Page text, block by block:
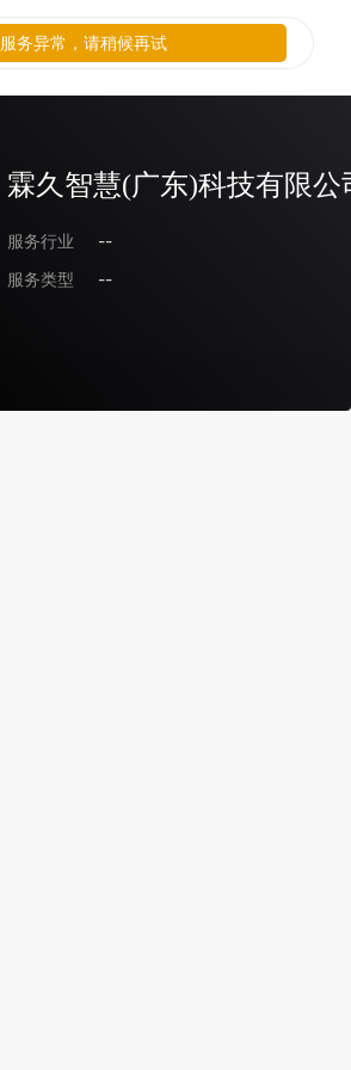
霖久智慧(广东)科技有限公
服务行业
--
服务类型
--
服务异常，请稍候再试